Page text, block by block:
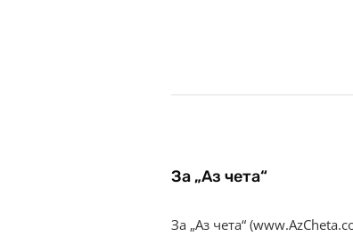
За „Аз чета“
За „Аз чета“